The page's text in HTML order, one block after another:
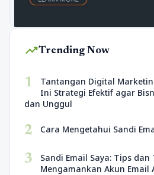
trending_upTrending Now
1
Tantangan Digital
Ini Strategi Efektif agar
dan Unggul
2 Cara Mengetahui Sandi
3
Sandi Email Saya: Tips
Mengamankan Akun Email